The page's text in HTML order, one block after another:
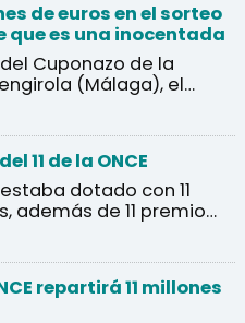
de euros en el sorteo
que es una inocentada
Cuponazo de la
(Málaga), el
11 de la ONCE
dotado con 11
además de 11 premios
repartirá 11 millones